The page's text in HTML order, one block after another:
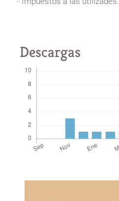
Descargas